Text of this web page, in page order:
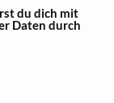
du dich mit
Daten durch